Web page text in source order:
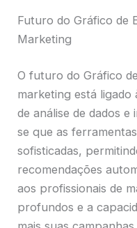
Futuro do Gráfico de
Marketing
O futuro do Gráfico
marketing está ligado
de análise de dados
se que as
sofisticadas,
recomendações
aos profissionais de
profundos e a